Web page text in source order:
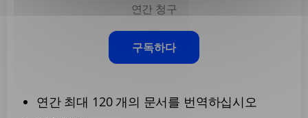
연간 청구
구독하다
연간 최대 120 개의 문서를 번역하십시오